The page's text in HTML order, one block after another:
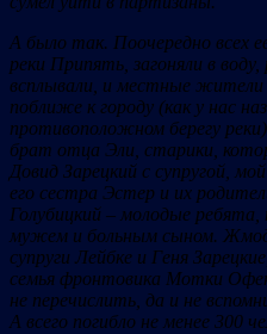
А было так. Поочередно всех
реки Припять, загоняли в
всплывали, и местные жители
поближе к городу (как у нас
противоположном берегу
брат отца Эли, старики,
Довид Зарецкий с супругой,
его сестра Эстер и их
Голубицкий – молодые
мужем и больным сыном.
супруги Лейбке и Геня
семья фронтовика Мотки
не перечислить, да и не
А всего погибло не менее 300